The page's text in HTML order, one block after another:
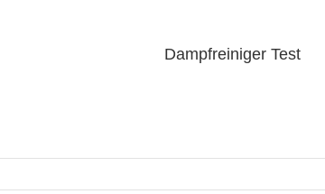
Dampfreiniger Test